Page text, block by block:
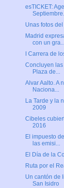
esTICKET:
Unas fotos
Madrid
con un
I Carrera de
Concluyen
Plaza de...
Alvar Aalto. A
Naciona...
La Tarde y la
2009
Cibeles
2016
El impuesto
las emisi...
El Día de la
Ruta por el
Un cantón de
San Isidro